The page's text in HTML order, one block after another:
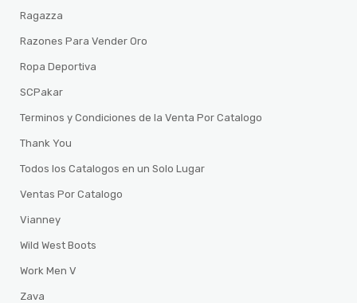
Ragazza
Razones Para Vender Oro
Ropa Deportiva
SCPakar
Terminos y Condiciones de la Venta Por Catalogo
Thank You
Todos los Catalogos en un Solo Lugar
Ventas Por Catalogo
Vianney
Wild West Boots
Work Men V
Zava